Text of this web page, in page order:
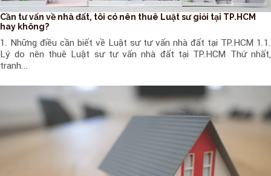
Cần tư vấn về nhà đất, tôi có nên thuê Luật sư giỏi tại TP.HCM
hay không?
1. Những điều cần biết về Luật sư tư vấn nhà đất tại TP.HCM 1.1.
Lý do nên thuê Luật sư tư vấn nhà đất tại TP.HCM Thứ nhất,
tranh...